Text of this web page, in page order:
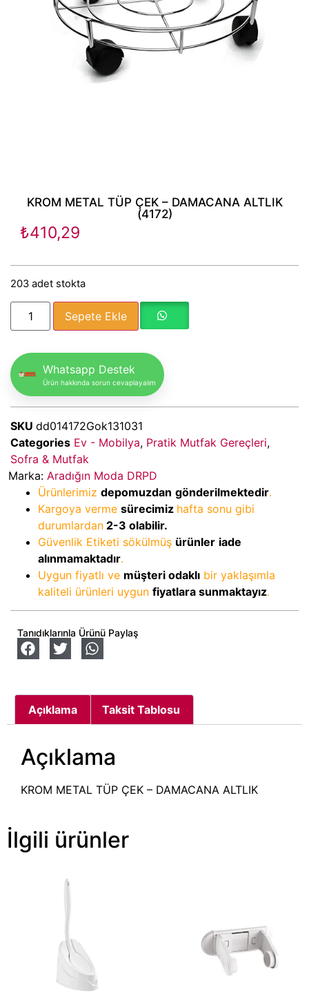
KROM METAL TÜP ÇEK – DAMACANA ALTLIK
(4172)
₺410,29
203 adet stokta
Sepete Ekle
Whatsapp Destek
Ürün hakkında sorun cevaplayalım
SKU dd014172Gok131031
Categories Ev - Mobilya, Pratik Mutfak Gereçleri,
Sofra & Mutfak
Marka: Aradığın Moda DRPD
Ürünlerimiz depomuzdan gönderilmektedir.
Kargoya verme sürecimiz hafta sonu gibi
durumlardan 2-3 olabilir.
Güvenlik Etiketi sökülmüş ürünler iade
alınmamaktadır.
Uygun fiyatlı ve müşteri odaklı bir yaklaşımla
kaliteli ürünleri uygun fiyatlara sunmaktayız.
Tanıdıklarınla Ürünü Paylaş
Açıklama Taksit Tablosu
Açıklama
KROM METAL TÜP ÇEK – DAMACANA ALTLIK
İlgili ürünler